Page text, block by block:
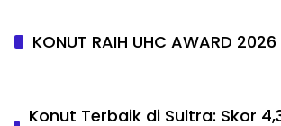
KONUT RAIH UHC AWARD 2026
Konut Terbaik di Sultra: Skor